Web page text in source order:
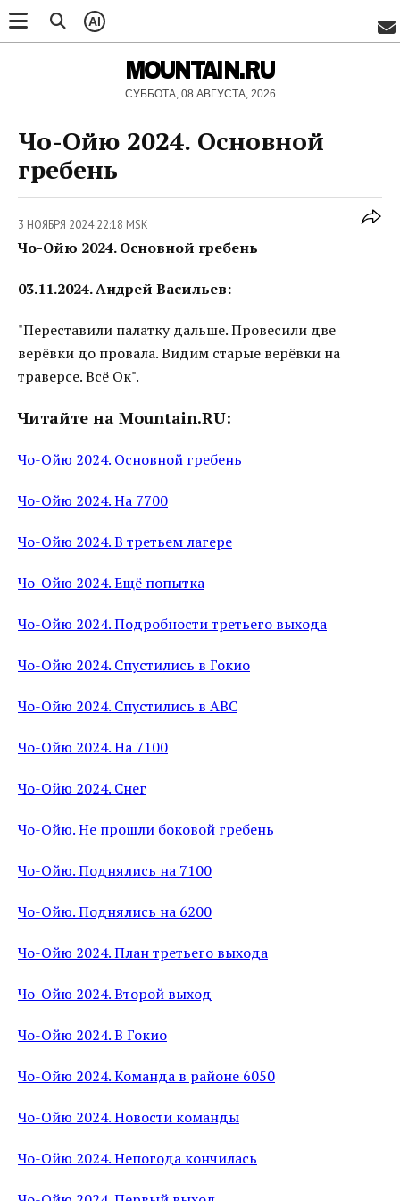
AI
MOUNTAIN.RU
СУББОТА, 08 АВГУСТА, 2026
Чо-Ойю 2024. Основной
гребень
3 НОЯБРЯ 2024 22:18 MSK
Чо-Ойю 2024. Основной гребень
03.11.2024. Андрей Васильев:
"Переставили палатку дальше. Провесили две
верёвки до провала. Видим старые верёвки на
траверсе. Всё Ок".
Читайте на Mountain.RU:
Чо-Ойю 2024. Основной гребень
Чо-Ойю 2024. На 7700
Чо-Ойю 2024. В третьем лагере
Чо-Ойю 2024. Ещё попытка
Чо-Ойю 2024. Подробности третьего выхода
Чо-Ойю 2024. Спустились в Гокио
Чо-Ойю 2024. Спустились в ABC
Чо-Ойю 2024. На 7100
Чо-Ойю 2024. Снег
Чо-Ойю. Не прошли боковой гребень
Чо-Ойю. Поднялись на 7100
Чо-Ойю. Поднялись на 6200
Чо-Ойю 2024. План третьего выхода
Чо-Ойю 2024. Второй выход
Чо-Ойю 2024. В Гокио
Чо-Ойю 2024. Команда в районе 6050
Чо-Ойю 2024. Новости команды
Чо-Ойю 2024. Непогода кончилась